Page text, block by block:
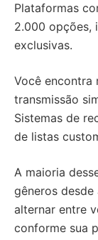
Plataformas
2.000 opções,
exclusivas.
Você encontra
transmissão
Sistemas de
de listas
A maioria
gêneros
alternar entre
conforme sua